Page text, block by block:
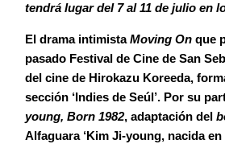
tendrá lugar del 7 al 11 de julio en
El drama intimistaMoving On que
pasado Festival de Cine de San
del cine de Hirokazu Koreeda,
sección ‘Indies de Seúl’. Por su
young, Born 1982, adaptación del
Alfaguara ‘Kim Ji-young, nacida en